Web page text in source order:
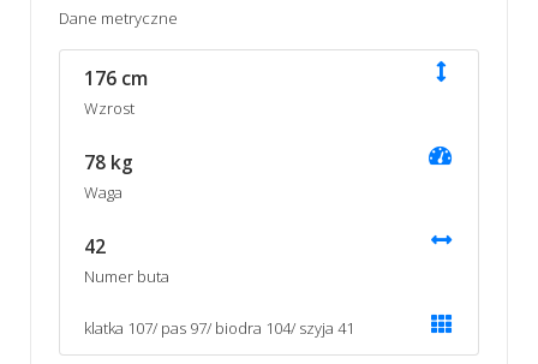
Dane metryczne
176 cm
Wzrost
78 kg
Waga
42
Numer buta
klatka 107/ pas 97/ biodra 104/ szyja 41